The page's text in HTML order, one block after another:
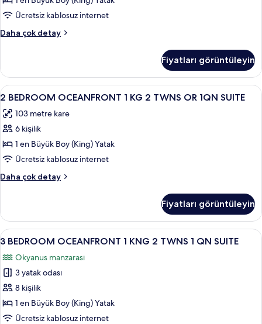
fazla
detay
2
OR
için
tüm
fotoğrafları
görün
Ücretsiz kablosuz internet
Daha çok detay
2
1
KNG
2
OR
1QN
hakkında
daha
detay
Fiyatları görüntüleyin
2
BEDROOM
OCEANFRONT
1
KG
2
TWNS
OR
SUITE
için
tüm
fotoğrafları
görün
2 BEDROOM OCEANFRONT 1 KG
8
2 BEDROOM OCEANFRONT 1 KG 2 TWNS OR 1QN SUITE
103 metre kare
6 kişilik
1 en Büyük Boy (King) Yatak
Ücretsiz kablosuz internet
Daha çok detay
2
KG
TWNS
1QN
SUITE
hakkında
daha
fazla
detay
Fiyatları görüntüleyin
3
BEDROOM
OCEANFRONT
KNG
2
TWNS
Odada kasa, güneşlik/perde, ütü/ütü
8
3 BEDROOM OCEANFRONT 1 KNG 2 TWNS 1 QN SUITE
Okyanus manzarası
3 yatak odası
8 kişilik
1 en Büyük Boy (King) Yatak
Ücretsiz kablosuz internet